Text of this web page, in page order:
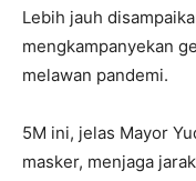
Lebih jauh
mengkampanyekan
melawan pandemi.
5M ini, jelas Mayor
masker, menjaga